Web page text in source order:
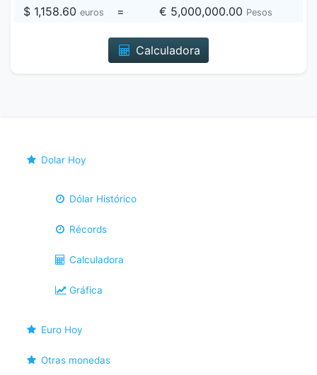
$ 1,158.60 euros = € 5,000,000.00 Pesos
Calculadora
Dolar Hoy
Dólar Histórico
Récords
Calculadora
Gráfica
Euro Hoy
Otras monedas